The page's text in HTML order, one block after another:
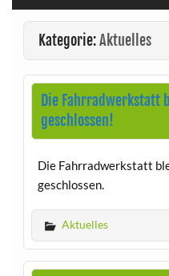
Kategorie:Aktuelles
Die Fahrradwerkstatt
geschlossen!
Die Fahrradwerkstatt
geschlossen.
Aktuelles